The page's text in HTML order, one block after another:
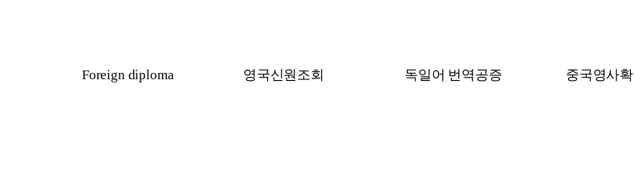
Foreign diploma 영국신원조회 독일어 번역공증 중국영사